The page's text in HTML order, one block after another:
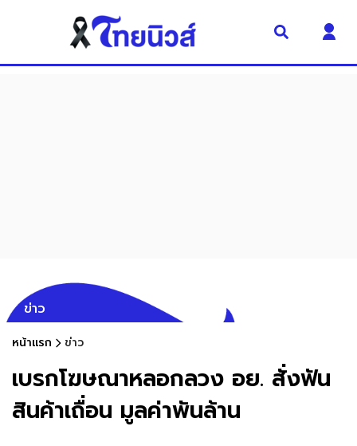
ข่าว
หน้าแรก ข่าว
เบรกโฆษณาหลอกลวง อย. สั่งฟัน
สินค้าเถื่อน มูลค่าพันล้าน